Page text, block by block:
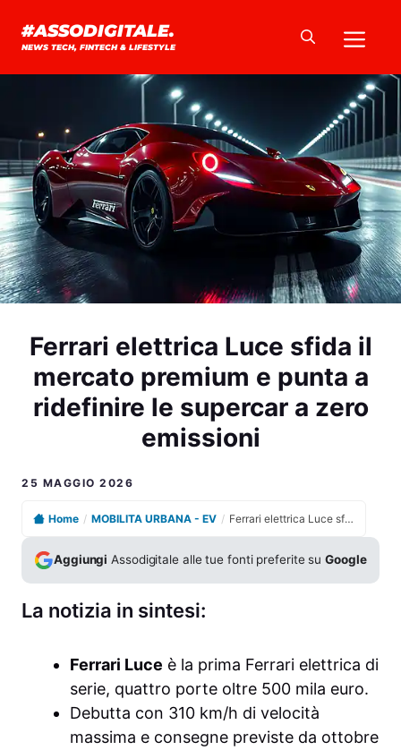
#ASSODIGITALE.
NEWS TECH, FINTECH & LIFESTYLE
Ferrari elettrica Luce sfida il
mercato premium e punta a
ridefinire le supercar a zero
emissioni
25 MAGGIO 2026
Home / MOBILITA URBANA - EV / Ferrari elettrica Luce sfida il mercato premium e punta a ridefinire le supercar a zero emissioni
Aggiungi Assodigitale alle tue fonti preferite suGoogle
La notizia in sintesi:
Ferrari Luce è la prima Ferrari elettrica di
serie, quattro porte oltre 500 mila euro.
Debutta con 310 km/h di velocità
massima e consegne previste da ottobre